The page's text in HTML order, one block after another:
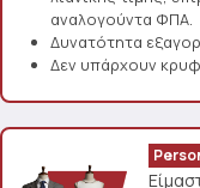
αναλογούντα ΦΠΑ.
Δυνατότητα
Δεν υπάρχουν